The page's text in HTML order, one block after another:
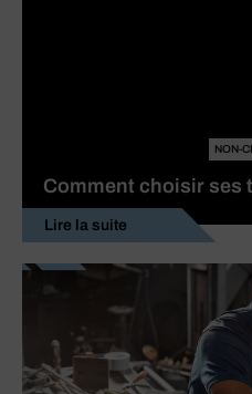
NON-
Comment choisir ses
Lire la suite